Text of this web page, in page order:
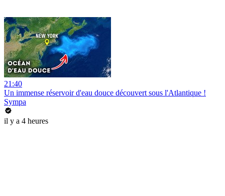
21:40
Un immense réservoir d'eau douce découvert sous l'Atlantique !
Sympa
il y a 4 heures